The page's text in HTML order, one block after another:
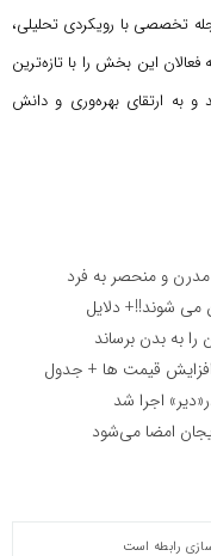
تخصصی با رویکردی تحلیلی،
فعالان این بخش را با تازه‌ترین
و به ارتقای بهره‌وری و دانش
و منحصر به فرد
می شوند!!+ دلایل
به بدن برساند
اجرا شد
امضا می‌شود
رابطه است